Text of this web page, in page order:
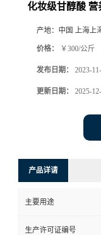
化妆级甘醇酸 营
产地： 中国 上海上
价格： ￥300/公斤
发布日期： 2023-
更新日期： 2025-
产品详请
主要用途
生产许可证编号